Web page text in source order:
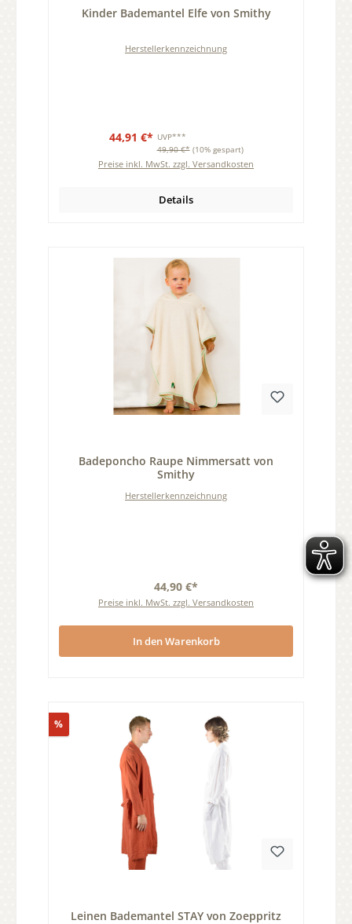
Kinder Bademantel Elfe von Smithy
Herstellerkennzeichnung
44,91 €* UVP***
49,90 €* (10% gespart)
Preise inkl. MwSt. zzgl. Versandkosten
Details
Badeponcho Raupe Nimmersatt von
Smithy
Herstellerkennzeichnung
44,90 €*
Preise inkl. MwSt. zzgl. Versandkosten
In den Warenkorb
%Rabatt
Leinen Bademantel STAY von Zoeppritz